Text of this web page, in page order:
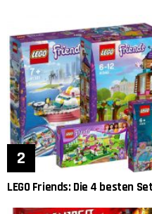
LEGO Friends: Die 4 besten